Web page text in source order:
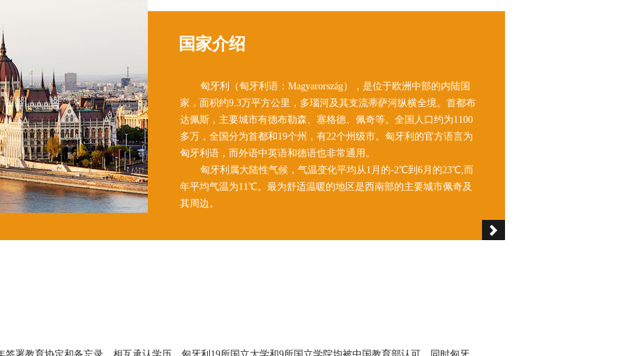
国家介绍
匈牙利（匈牙利语：Magyarország），是位于欧洲中部的内陆国
家，面积约9.3万平方公里，多瑙河及其支流蒂萨河纵横全境。首都布
达佩斯，主要城市有德布勒森、塞格德、佩奇等。全国人口约为1100
多万，全国分为首都和19个州，有22个州级市。匈牙利的官方语言为
匈牙利语，而外语中英语和德语也非常通用。
匈牙利属大陆性气候，气温变化平均从1月的-2℃到6月的23℃,而
年平均气温为11℃。最为舒适温暖的地区是西南部的主要城市佩奇及
其周边。